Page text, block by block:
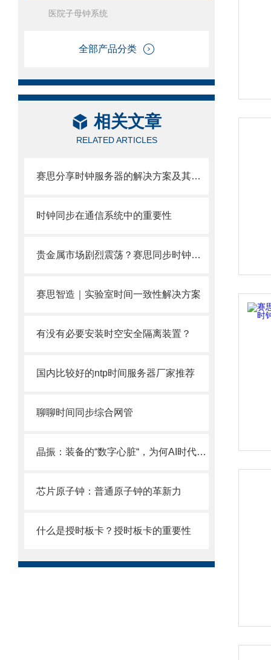
医院子母钟系统
全部产品分类
相关文章
RELATED ARTICLES
赛思分享时钟服务器的解决方案及其优势
时钟同步在通信系统中的重要性
贵金属市场剧烈震荡？赛思同步时钟方案为黄金交易所筑牢交易“生命线”！
赛思智造｜实验室时间一致性解决方案
有没有必要安装时空安全隔离装置？
国内比较好的ntp时间服务器厂家推荐
聊聊时间同步综合网管
晶振：装备的“数字心脏“，为何AI时代更离不开它？
芯片原子钟：普通原子钟的革新力
什么是授时板卡？授时板卡的重要性